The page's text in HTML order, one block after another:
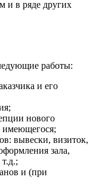
и в ряде других
работы:
и его
нового
имеющегося;
вывески, визиток,
зала,
и (при